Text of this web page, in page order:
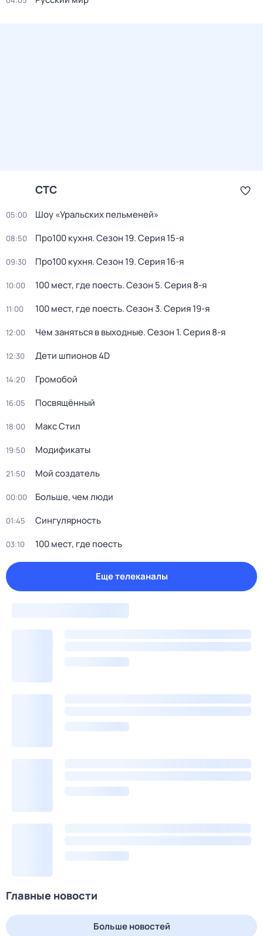
СТС
05:00 Шоу «Уральских пельменей»
08:50 Про100 кухня. Сезон 19. Серия 15-я
09:30 Про100 кухня. Сезон 19. Серия 16-я
10:00 100 мест, где поесть. Сезон 5. Серия 8-я
11:00 100 мест, где поесть. Сезон 3. Серия 19-я
12:00 Чем заняться в выходные. Сезон 1. Серия 8-я
12:30 Дети шпионов 4D
14:20 Громобой
16:05 Посвящённый
18:00 Макс Стил
19:50 Модификаты
21:50 Мой создатель
00:00 Больше, чем люди
01:45 Сингулярность
03:10 100 мест, где поесть
Еще телеканалы
Главные новости
Больше новостей